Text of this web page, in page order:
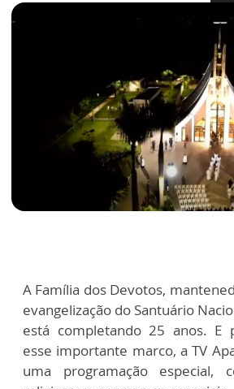
A Família dos Devotos,
evangelização do Santuário
está completando 25 anos. E
esse importante marco, a TV
uma programação especial,